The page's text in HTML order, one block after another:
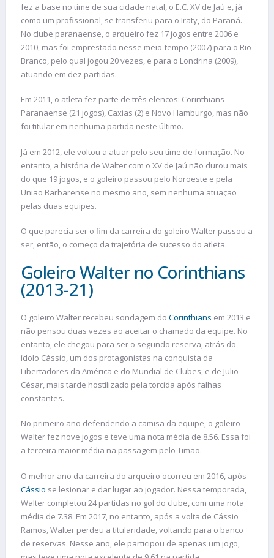
fez a base no time de sua cidade natal, o E.C. XV de Jaú e, já
como um profissional, se transferiu para o Iraty, do Paraná.
No clube paranaense, o arqueiro fez 17 jogos entre 2006 e
2010, mas foi emprestado nesse meio-tempo (2007) para o Rio
Branco, pelo qual jogou 20 vezes, e para o Londrina (2009),
atuando em dez partidas.
Em 2011, o atleta fez parte de três elencos: Corinthians
Paranaense (21 jogos), Caxias (2) e Novo Hamburgo, mas não
foi titular em nenhuma partida neste último.
Já em 2012, ele voltou a atuar pelo seu time de formação. No
entanto, a história de Walter com o XV de Jaú não durou mais
do que 19 jogos, e o goleiro passou pelo Noroeste e pela
União Barbarense no mesmo ano, sem nenhuma atuação
pelas duas equipes.
O que parecia ser o fim da carreira do goleiro Walter passou a
ser, então, o começo da trajetória de sucesso do atleta.
Goleiro Walter no Corinthians
(2013-21)
O goleiro Walter recebeu sondagem do Corinthians em 2013 e
não pensou duas vezes ao aceitar o chamado da equipe. No
entanto, ele chegou para ser o segundo reserva, atrás do
ídolo Cássio, um dos protagonistas na conquista da
Libertadores da América e do Mundial de Clubes, e de Julio
César, mais tarde hostilizado pela torcida após falhas
constantes.
No primeiro ano defendendo a camisa da equipe, o goleiro
Walter fez nove jogos e teve uma nota média de 8.56. Essa foi
a terceira maior média na passagem pelo Timão.
O melhor ano da carreira do arqueiro ocorreu em 2016, após
Cássio se lesionar e dar lugar ao jogador. Nessa temporada,
Walter completou 24 partidas no gol do clube, com uma nota
média de 7.38. Em 2017, no entanto, após a volta de Cássio
Ramos, Walter perdeu a titularidade, voltando para o banco
de reservas. Nesse ano, ele participou de apenas um jogo,